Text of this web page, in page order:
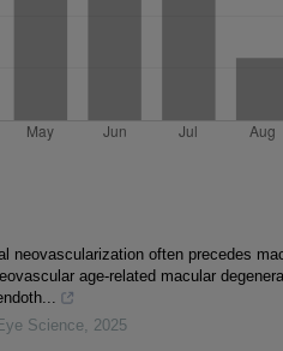
neovascularization often precedes
age-related macular
Science, 2025